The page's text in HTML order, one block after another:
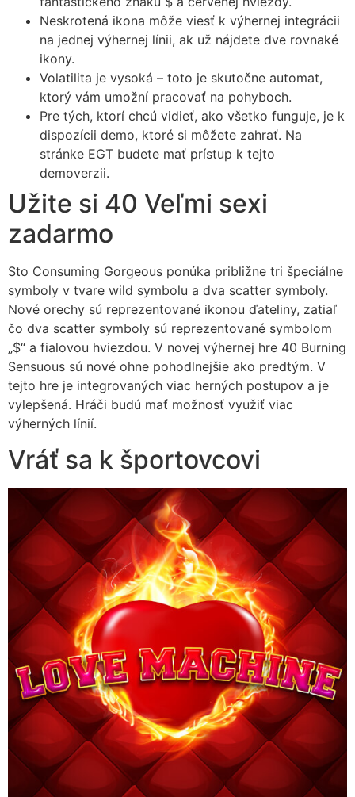
Neskrotená ikona môže viesť k výhernej integrácii
na jednej výhernej línii, ak už nájdete dve rovnaké
ikony.
Volatilita je vysoká – toto je skutočne automat,
ktorý vám umožní pracovať na pohyboch.
Pre tých, ktorí chcú vidieť, ako všetko funguje, je k
dispozícii demo, ktoré si môžete zahrať. Na
stránke EGT budete mať prístup k tejto
demoverzii.
Užite si 40 Veľmi sexi
zadarmo
Sto Consuming Gorgeous ponúka približne tri špeciálne
symboly v tvare wild symbolu a dva scatter symboly.
Nové orechy sú reprezentované ikonou ďateliny, zatiaľ
čo dva scatter symboly sú reprezentované symbolom
„$“ a fialovou hviezdou. V novej výhernej hre 40 Burning
Sensuous sú nové ohne pohodlnejšie ako predtým. V
tejto hre je integrovaných viac herných postupov a je
vylepšená. Hráči budú mať možnosť využiť viac
výherných línií.
Vráť sa k športovcovi